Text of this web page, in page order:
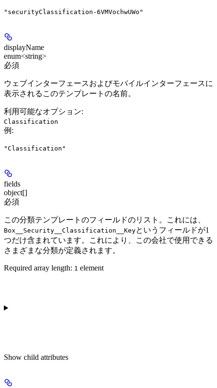
"securityClassification-6VMVochwUWo"
displayName
enum<string>
必須
ウェブインターフェースおよびモバイルインターフェースに
表示されるこのテンプレートの名前。
利用可能なオプション:
Classification
例 :
"Classification"
fields
object[]
必須
この分類テンプレートのフィールドのリスト。これには、
Box__Security__Classification__Keyというフィールドが1
つだけ含まれています。これにより、この会社で使用できる
さまざまな分類が定義されます。
Required array length: 1 element
Show child attributes